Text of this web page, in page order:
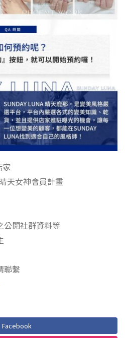
家
天女神會員計畫
公開社群資料等
聯繫
Facebook